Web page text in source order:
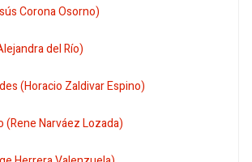
Corona Osorno)
del Río)
(Horacio Zaldivar Espino)
(Rene Narváez Lozada)